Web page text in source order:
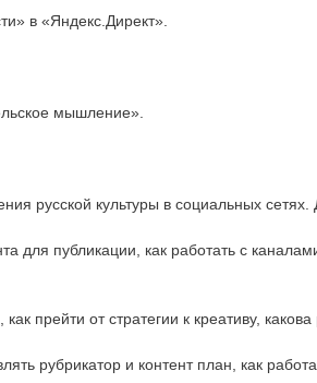
в «Яндекс.Директ».
мышление».
русской культуры в социальных
для публикации, как работать с
прейти от стратегии к креативу,
рубрикатор и контент план, как